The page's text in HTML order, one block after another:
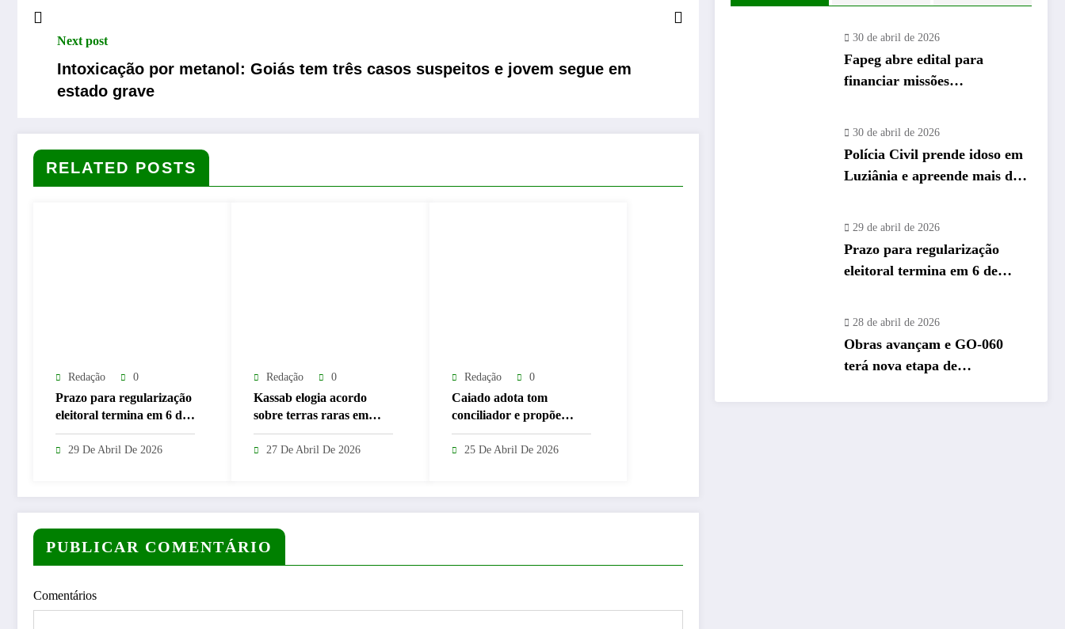
Next post
Intoxicação por metanol: Goiás tem três casos suspeitos e jovem segue em
estado grave
RELATED POSTS
Redação 0
Prazo para regularização
eleitoral termina em 6 de
maio e Vapt Vupt reforça
alerta em Goiás
29 De Abril De 2026
Redação 0
Kassab elogia acordo
sobre terras raras em
Goiás e nega
“entreguismo” de Caiado
27 De Abril De 2026
Redação 0
Caiado adota tom
conciliador e propõe
“filtro” eleitoral entre
oposicionistas para 2026
25 De Abril De 2026
PUBLICAR COMENTÁRIO
Comentários
30 de abril de 2026
Fapeg abre edital para
financiar missões
30 de abril de 2026
Polícia Civil prende idoso em
Luziânia e apreende mais de
29 de abril de 2026
Prazo para regularização
eleitoral termina em 6 de
28 de abril de 2026
Obras avançam e GO-060
terá nova etapa de